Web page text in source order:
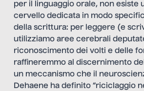
per il linguaggio orale, non esiste
cervello dedicata in modo
della scrittura: per leggere (e
utilizziamo aree cerebrali
riconoscimento dei volti e delle
raffineremmo al discernimento
un meccanismo che il
Dehaene ha definito “riciclaggio